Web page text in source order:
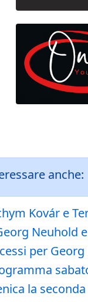
anche:
Kovár e
Neuhold
per
la